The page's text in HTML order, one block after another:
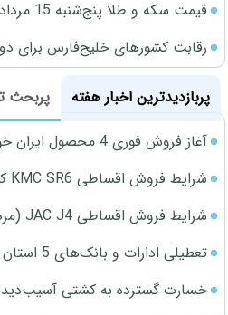
قیمت سکه و طلا پنج‌شنبه 15 مرداد 1405
رقابت کشورهای خلیج‌فارس برای
پربازدیدترین اخبار هفته
پربحث
آغاز فروش فوری 4 محصول ایران خودرو در نمایندگی‌ها
شرایط فروش اقساطی KMC SR6 کرمان موتور اعلام شد
شرایط فروش اقساطی JAC J4 (مرداد 1405)
تعطیلی ادارات و بانک‌های 5 استان در روز چهارشنبه
خسارت گسترده به کشتی